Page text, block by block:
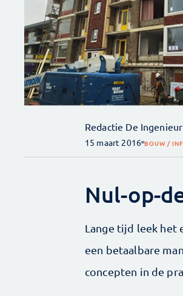
Redactie De Ingenieur
15 maart 2016 BOUW /
Nul-op-
Lange tijd leek het
een betaalbare
concepten in de